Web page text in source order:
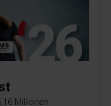
Millionen